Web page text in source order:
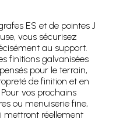
ES et de pointes J
vous sécurisez
au support.
finitions galvanisées
pour le terrain,
de finition et en
vos prochains
ou menuiserie fine,
mettront réellement